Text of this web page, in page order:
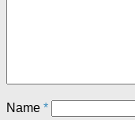
Name *